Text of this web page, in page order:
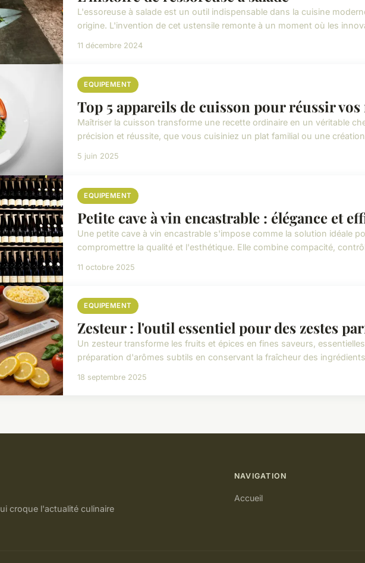
L'essoreuse à salade est un outil indispensable dans la cuisine
origine. L'invention de cet ustensile remonte à un moment où les
11 décembre 2024
EQUIPEMENT
Top 5 appareils de cuisson pour réussir vos
Maîtriser la cuisson transforme une recette ordinaire en un véritable
précision et réussite, que vous cuisiniez un plat familial ou une
5 juin 2025
EQUIPEMENT
Petite cave à vin encastrable : élégance et
Une petite cave à vin encastrable s'impose comme la solution idéale
compromettre la qualité et l'esthétique. Elle combine compacité,
11 octobre 2025
EQUIPEMENT
Zesteur : l'outil essentiel pour des zestes
Un zesteur transforme les fruits et épices en fines saveurs,
préparation d'arômes subtils en conservant la fraîcheur des
18 septembre 2025
croque l'actualité culinaire
NAVIGATION
Accueil